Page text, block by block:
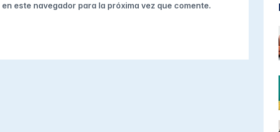
este navegador para la próxima vez que comente.